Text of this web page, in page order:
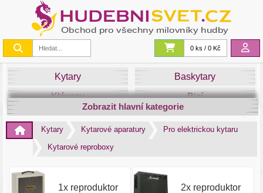
0 ks / 0 Kč
Kytary
Baskytary
Klávesy
Bicí
Smyčce
Dechy
Zobrazit hlavní kategorie
Kytary Kytarové aparatury
Pro elektrickou kytaru
Kytarové reproboxy
1x reproduktor 2x reproduktor